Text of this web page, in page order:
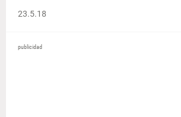
23.5.18
publicidad